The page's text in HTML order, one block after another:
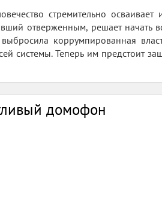
стремительно
отверженным, решает
коррумпированная
системы. Теперь им предстоит
домофон